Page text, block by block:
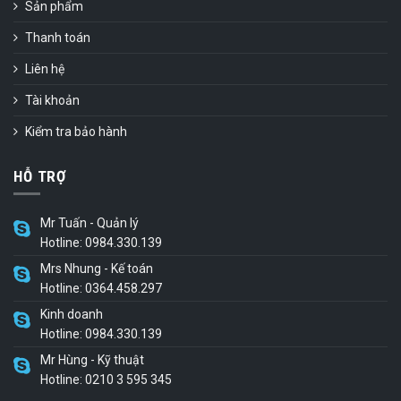
Sản phẩm
Thanh toán
Liên hệ
Tài khoản
Kiểm tra bảo hành
HỖ TRỢ
Mr Tuấn - Quản lý
Hotline: 0984.330.139
Mrs Nhung - Kế toán
Hotline: 0364.458.297
Kinh doanh
Hotline: 0984.330.139
Mr Hùng - Kỹ thuật
Hotline: 0210 3 595 345